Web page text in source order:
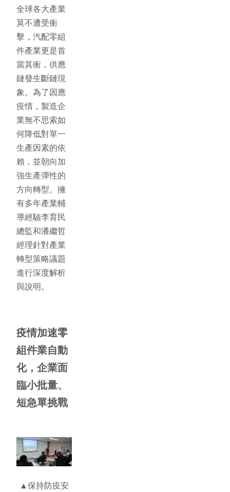
全球各大產業
莫不遭受衝
擊，汽配零組
件產業更是首
當其衝，供應
鏈發生斷鏈現
象。為了因應
疫情，製造企
業無不思索如
何降低對單一
生產因素的依
賴，並朝向加
強生產彈性的
方向轉型。擁
有多年產業輔
導經驗李育民
總監和潘繼哲
經理針對產業
轉型策略議題
進行深度解析
與說明。
疫情加速零
組件業自動
化，企業面
臨小批量、
短急單挑戰
▲保持防疫安